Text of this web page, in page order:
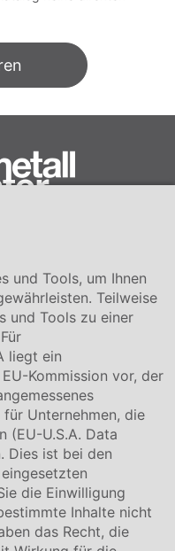
GmbH
und Tools, um Ihnen
Teilweise
und Tools zu einer
liegt ein
Kommission vor, der
Unternehmen, die
(EU-U.S.A. Data
Dies ist bei den
die Einwilligung
Inhalte nicht
das Recht, die